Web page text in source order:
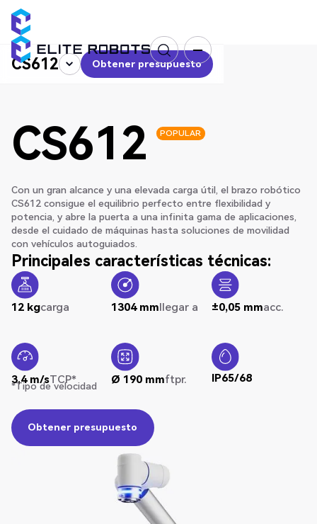
CS612
Obtener presupuesto
Obtener presupuesto
CS612 POPULAR
Con un gran alcance y una elevada carga útil, el brazo robótico
CS612 consigue el equilibrio perfecto entre flexibilidad y
potencia, y abre la puerta a una infinita gama de aplicaciones,
desde el cuidado de máquinas hasta soluciones de movilidad
con vehículos autoguiados.
Principales características técnicas:
12 kgcarga 1304 mmllegar a ±0,05 mmacc.
3,4 m/sTCP*
*Tipo de velocidad Ø 190 mmftpr. IP65/68
Obtener presupuesto
Obtener presupuesto